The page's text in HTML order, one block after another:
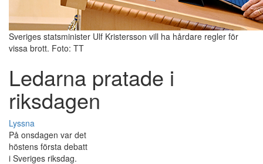
Sveriges statsminister Ulf Kristersson vill ha hårdare regler för
vissa brott. Foto: TT
Ledarna pratade i
riksdagen
Lyssna
På onsdagen var det
höstens första debatt
i Sveriges riksdag.